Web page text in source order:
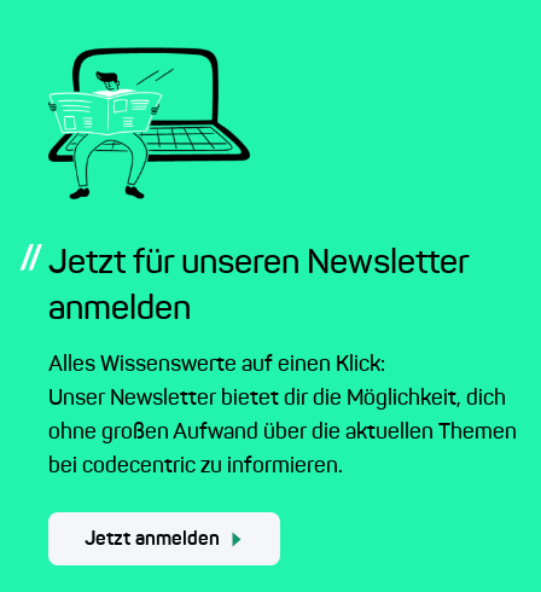
// Jetzt für unseren Newsletter
anmelden
Alles Wissenswerte auf einen Klick:
Unser Newsletter bietet dir die Möglichkeit, dich
ohne großen Aufwand über die aktuellen Themen
bei codecentric zu informieren.
Jetzt anmelden